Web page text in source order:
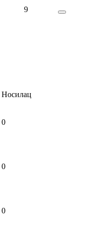
9
Носилац
0
0
0